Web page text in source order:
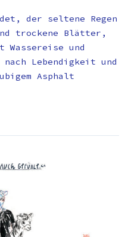
der seltene Regen
trockene Blätter,
und
Lebendigkeit und
Asphalt